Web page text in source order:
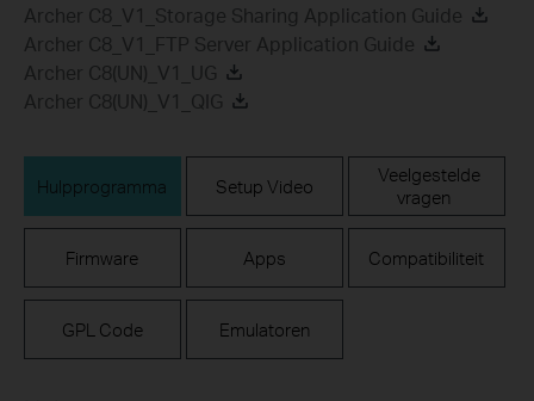
Archer C8_V1_Storage Sharing Application Guide
Archer C8_V1_FTP Server Application Guide
Archer C8(UN)_V1_UG
Archer C8(UN)_V1_QIG
Hulpprogramma Setup Video
Veelgestelde
vragen
Firmware Apps Compatibiliteit
GPL Code Emulatoren